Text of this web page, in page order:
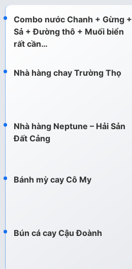
Combo nước Chanh + Gừng +
Sả + Đường thô + Muối biển
rất cần…
Nhà hàng chay Trường Thọ
Nhà hàng Neptune – Hải Sản
Đất Cảng
Bánh mỳ cay Cô My
Bún cá cay Cậu Đoành